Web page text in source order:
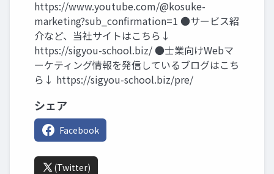
https://www.youtube.com/@kosuke-
marketing?sub_confirmation=1 ●サービス紹
介など、当社サイトはこちら↓
https://sigyou-school.biz/ ●士業向けWebマ
ーケティング情報を発信しているブログはこち
ら↓ https://sigyou-school.biz/pre/
シェア
Facebook
(Twitter)